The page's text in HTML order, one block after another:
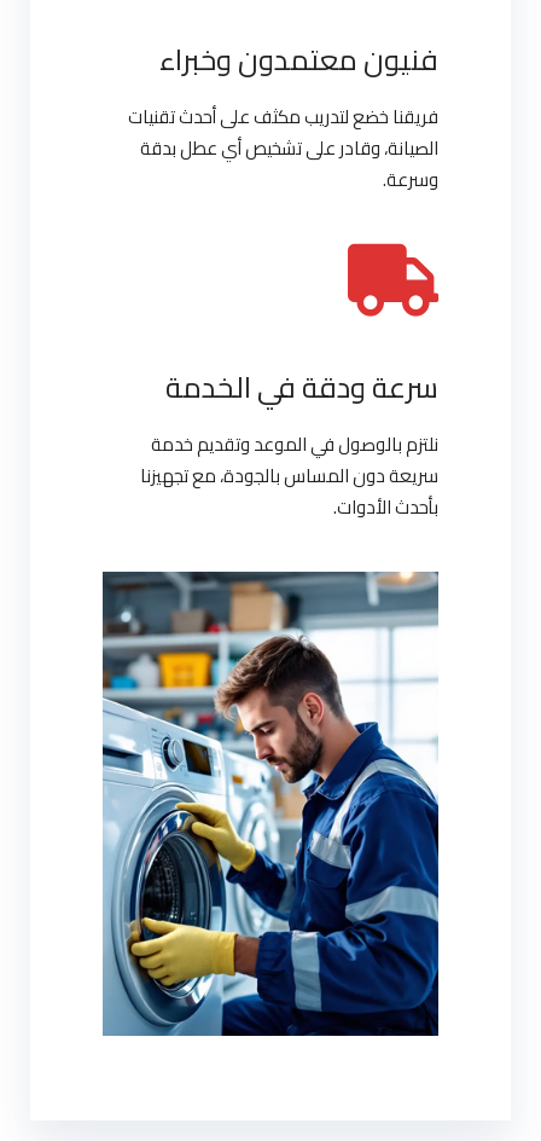
فنيون معتمدون وخبراء
فريقنا خضع لتدريب مكثف على أحدث تقنيات
الصيانة، وقادر على تشخيص أي عطل بدقة
وسرعة.
سرعة ودقة في الخدمة
نلتزم بالوصول في الموعد وتقديم خدمة
سريعة دون المساس بالجودة، مع تجهيزنا
بأحدث الأدوات.